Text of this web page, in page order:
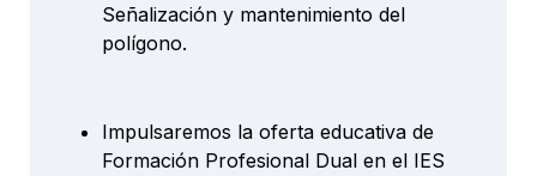
Señalización y mantenimiento del
polígono.
Impulsaremos la oferta educativa de
Formación Profesional Dual en el IES